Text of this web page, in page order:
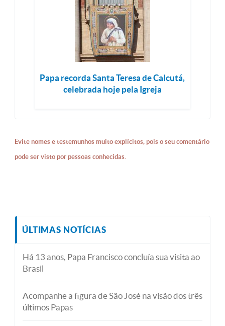
Papa recorda Santa Teresa de Calcutá,
celebrada hoje pela Igreja
Evite nomes e testemunhos muito explícitos, pois o seu comentário
pode ser visto por pessoas conhecidas.
ÚLTIMAS NOTÍCIAS
Há 13 anos, Papa Francisco concluía sua visita ao
Brasil
Acompanhe a figura de São José na visão dos três
últimos Papas